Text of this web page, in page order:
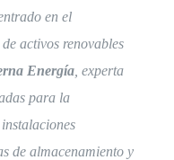
en el
activos renovables
Energía, experta
para la
de almacenamiento y